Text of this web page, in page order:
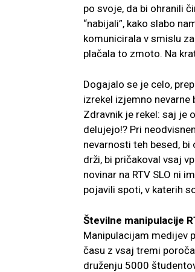
po svoje, da bi ohranili
“nabijali”, kako slabo
komunicirala v smislu
plačala to zmoto. Na
Dogajalo se je celo,
izrekel izjemno
Zdravnik je rekel: saj je
delujejo!? Pri
nevarnosti teh besed,
drži, bi pričakoval vsaj
novinar na RTV SLO ni
pojavili spoti, v katerih
Številne manipulacije
Manipulacijam medijev
času z vsaj tremi
druženju 5000